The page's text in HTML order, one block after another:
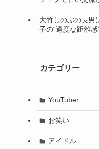
大竹しのぶの長男
子の“適度な距離
カテゴリー
YouTuber
お笑い
アイドル